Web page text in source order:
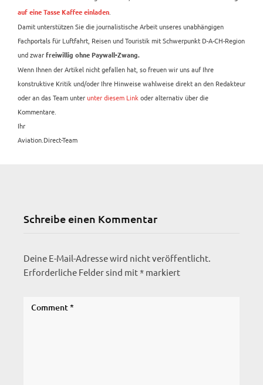
auf eine Tasse Kaffee einladen.
Damit unterstützen Sie die journalistische Arbeit unseres unabhängigen
Fachportals für Luftfahrt, Reisen und Touristik mit Schwerpunkt D-A-CH-Region
und zwar freiwillig ohne Paywall-Zwang.
Wenn Ihnen der Artikel nicht gefallen hat, so freuen wir uns auf Ihre
konstruktive Kritik und/oder Ihre Hinweise wahlweise direkt an den Redakteur
oder an das Team unterunter diesem Linkoder alternativ über die
Kommentare.
Ihr
Aviation.Direct-Team
Schreibe einen Kommentar
Deine E-Mail-Adresse wird nicht veröffentlicht.
Erforderliche Felder sind mit* markiert